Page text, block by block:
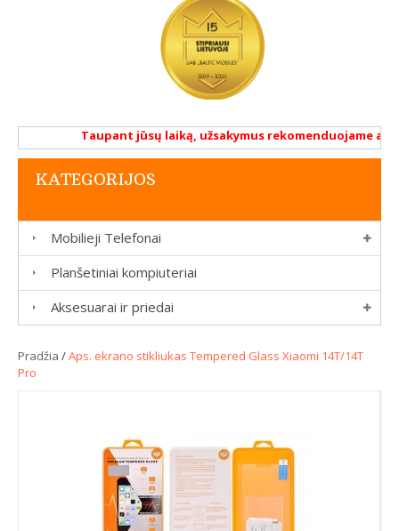
Taupant jūsų laiką, užsakymus rekomenduojame
KATEGORIJOS
Mobilieji Telefonai
Planšetiniai kompiuteriai
Aksesuarai ir priedai
Pradžia /Aps. ekrano stikliukas Tempered Glass Xiaomi 14T/14T
Pro